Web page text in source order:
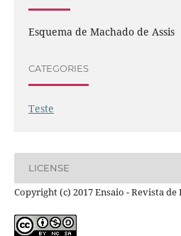
Esquema de Machado de Assis
CATEGORIES
Teste
LICENSE
Copyright (c) 2017 Ensaio - Revista